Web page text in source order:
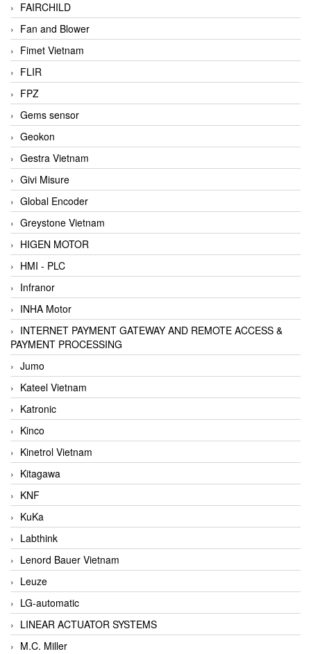
FAIRCHILD
Fan and Blower
Fimet Vietnam
FLIR
FPZ
Gems sensor
Geokon
Gestra Vietnam
Givi Misure
Global Encoder
Greystone Vietnam
HIGEN MOTOR
HMI - PLC
Infranor
INHA Motor
INTERNET PAYMENT GATEWAY AND REMOTE ACCESS &
PAYMENT PROCESSING
Jumo
Kateel Vietnam
Katronic
Kinco
Kinetrol Vietnam
Kitagawa
KNF
KuKa
Labthink
Lenord Bauer Vietnam
Leuze
LG-automatic
LINEAR ACTUATOR SYSTEMS
M.C. Miller